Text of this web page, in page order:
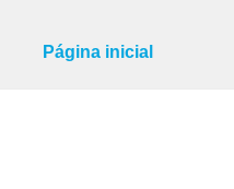
Página inicial